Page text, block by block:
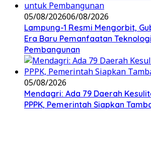
05/08/202606/08/2026
Lampung-1 Resmi Mengorbit,
Era Baru Pemanfaatan
Pembangunan
05/08/2026
Mendagri: Ada 79 Daerah
PPPK, Pemerintah Siapkan